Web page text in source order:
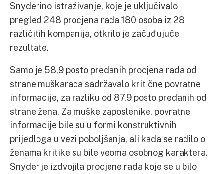
Snyderino istraživanje, koje je uključivalo
pregled 248 procjena rada 180 osoba iz 28
različitih kompanija, otkrilo je začuđujuće
rezultate.
Samo je 58,9 posto predanih procjena rada od
strane muškaraca sadržavalo kritične povratne
informacije, za razliku od 87,9 posto predanih od
strane žena. Za muške zaposlenike, povratne
informacije bile su u formi konstruktivnih
prijedloga u vezi poboljšanja, ali kada se radilo o
ženama kritike su bile veoma osobnog karaktera.
Snyder je izdvojila procjene rada koje se u bilo